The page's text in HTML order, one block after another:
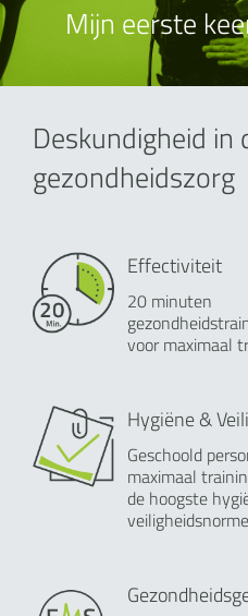
Mijn eerste
Deskundigheid in
gezondheidszorg
Effectiviteit
20 minuten
voor maximaal
Hygiëne &
Geschoold
maximaal
de hoogste